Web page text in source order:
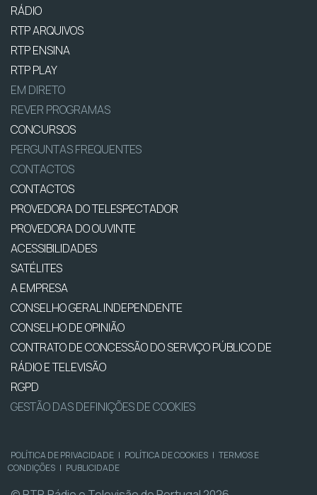
RÁDIO
RTP ARQUIVOS
RTP ENSINA
RTP PLAY
EM DIRETO
REVER PROGRAMAS
CONCURSOS
PERGUNTAS FREQUENTES
CONTACTOS
CONTACTOS
PROVEDORA DO TELESPECTADOR
PROVEDORA DO OUVINTE
ACESSIBILIDADES
SATÉLITES
A EMPRESA
CONSELHO GERAL INDEPENDENTE
CONSELHO DE OPINIÃO
CONTRATO DE CONCESSÃO DO SERVIÇO PÚBLICO DE
RÁDIO E TELEVISÃO
RGPD
GESTÃO DAS DEFINIÇÕES DE COOKIES
POLÍTICA DE PRIVACIDADE | POLÍTICA DE COOKIES | TERMOS E
CONDIÇÕES | PUBLICIDADE